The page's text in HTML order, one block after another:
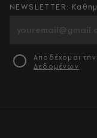
NEWSLETTER:
Αποδέχομαι την
Δεδομένων